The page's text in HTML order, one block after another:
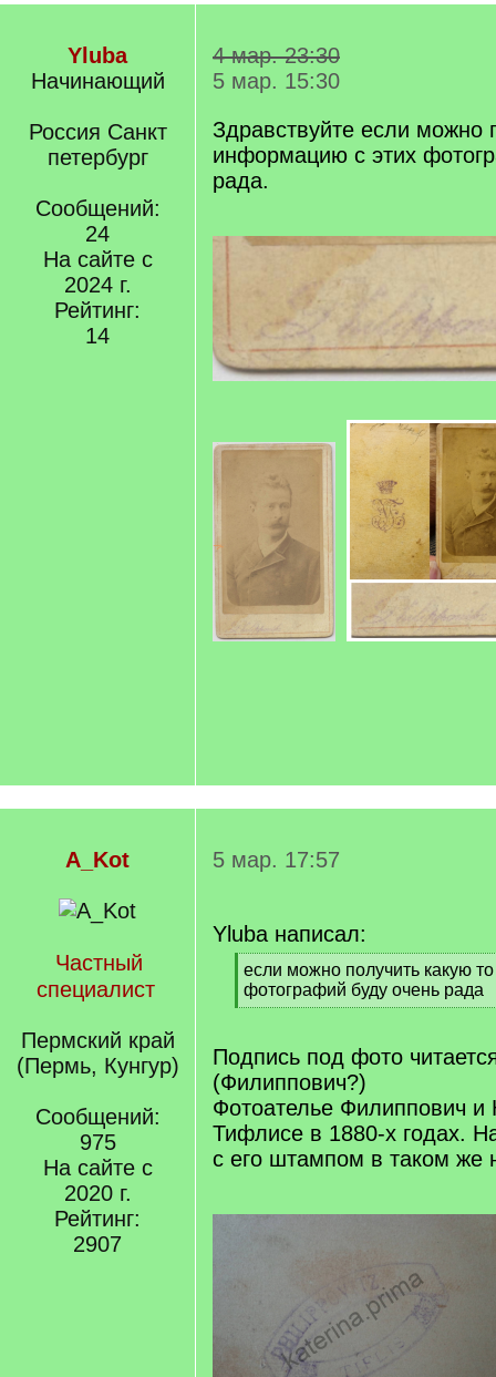
Yluba
Начинающий
Россия Санкт
петербург
Сообщений:
24
На сайте с
2024 г.
Рейтинг:
14
4 мар. 23:30
5 мар. 15:30
Здравствуйте если можно
информацию с этих
рада.
A_Kot
Частный
специалист
Пермский край
(Пермь, Кунгур)
Сообщений:
975
На сайте с
2020 г.
Рейтинг:
2907
5 мар. 17:57
Yluba написал:
[
q
]
если можно получить какую
фотографий буду очень рада
[
q
]
Подпись под фото
(Филиппович?)
Фотоателье Филиппович и
Тифлисе в 1880-х годах.
с его штампом в таком же